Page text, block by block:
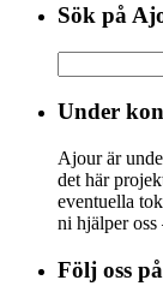
Sök på
efter:
Under
Ajour är
det här
eventuella
ni hjälper oss
Följ oss